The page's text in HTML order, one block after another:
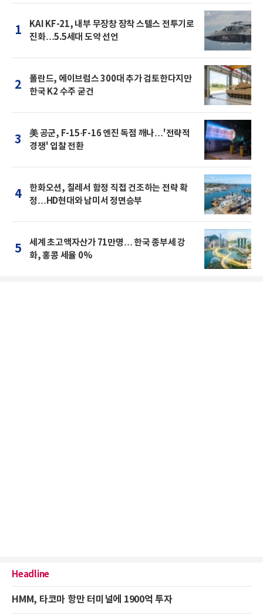
1
KAI KF-21, 내부 무장창 장착 스텔스 전투기로
진화…5.5세대 도약 선언
2
폴란드, 에이브럼스 300대 추가 검토한다지만
한국 K2 수주 굳건
3
美 공군, F-15·F-16 엔진 독점 깨나…'전략적
경쟁' 입찰 전환
4
한화오션, 칠레서 함정 직접 건조하는 전략 확
정…HD현대와 남미서 정면승부
5
세계 초고액자산가 71만명… 한국 종부세 강
화, 홍콩 세율 0%
Headline
HMM, 타코마 항만 터미널에 1900억 투자